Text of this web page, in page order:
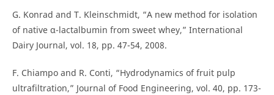
G. Konrad and T. Kleinschmidt, “A new method for isolation
of native α-lactalbumin from sweet whey,” International
Dairy Journal, vol. 18, pp. 47-54, 2008.
F. Chiampo and R. Conti, “Hydrodynamics of fruit pulp
ultrafiltration,” Journal of Food Engineering, vol. 40, pp. 173-